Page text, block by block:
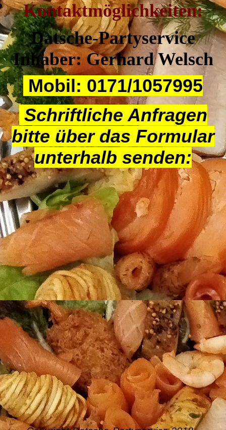
Kontaktmöglichkeiten:
Datsche-Partyservice
Inhaber: Gerhard Welsch
Mobil: 0171/1057995
Schriftliche Anfragen
bitte über das Formular
unterhalb senden: